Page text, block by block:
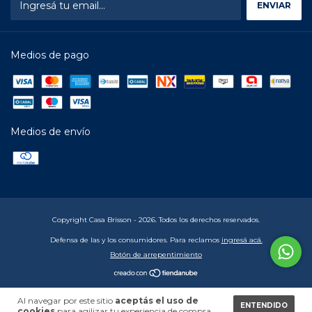
Al navegar por este sitio aceptás el uso de
ENTENDIDO
Medios de pago
Medios de envío
Copyright Casa Brisson - 2026. Todos los derechos reservados.
Defensa de las y los consumidores. Para reclamos ingresá acá.
Botón de arrepentimiento